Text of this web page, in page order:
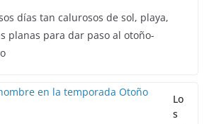
días tan calurosos de sol, playa,
planas para dar paso al otoño-
Lo
s